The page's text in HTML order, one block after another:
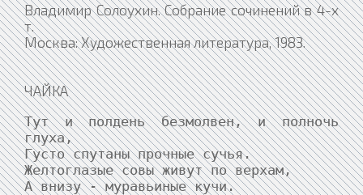
Владимир Солоухин. Собрание сочинений в 4-х
т.
Москва: Художественная литература, 1983.
ЧАЙКА
Тут и полдень безмолвен, и полночь
глуха,
Густо спутаны прочные сучья.
Желтоглазые совы живут по верхам,
А внизу - муравьиные кучи.